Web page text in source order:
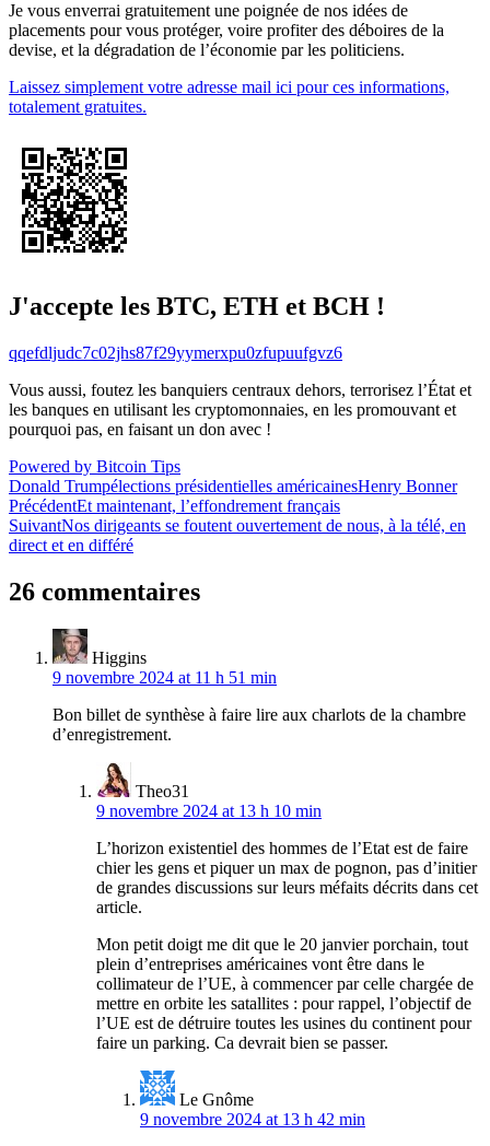
Je vous enverrai gratuitement une poignée de nos idées de
placements pour vous protéger, voire profiter des déboires de la
devise, et la dégradation de l’économie par les politiciens.
Laissez simplement votre adresse mail ici pour ces informations,
totalement gratuites.
J'accepte les BTC, ETH et BCH !
qqefdljudc7c02jhs87f29yymerxpu0zfupuufgvz6
Vous aussi, foutez les banquiers centraux dehors, terrorisez l’État et
les banques en utilisant les cryptomonnaies, en les promouvant et
pourquoi pas, en faisant un don avec !
Powered by Bitcoin Tips
Donald Trumpélections présidentielles américainesHenry Bonner
Navigation
de
PrécédentEt maintenant, l’effondrement français
SuivantNos dirigeants se foutent ouvertement de nous, à la télé, en
direct et en différé
26 commentaires
Higgins
9 novembre 2024 at 11 h 51 min
Bon billet de synthèse à faire lire aux charlots de la chambre
d’enregistrement.
Theo31
9 novembre 2024 at 13 h 10 min
L’horizon existentiel des hommes de l’Etat est de faire
chier les gens et piquer un max de pognon, pas d’initier
de grandes discussions sur leurs méfaits décrits dans cet
article.
Mon petit doigt me dit que le 20 janvier porchain, tout
plein d’entreprises américaines vont être dans le
collimateur de l’UE, à commencer par celle chargée de
mettre en orbite les satallites : pour rappel, l’objectif de
l’UE est de détruire toutes les usines du continent pour
faire un parking. Ca devrait bien se passer.
Le Gnôme
9 novembre 2024 at 13 h 42 min